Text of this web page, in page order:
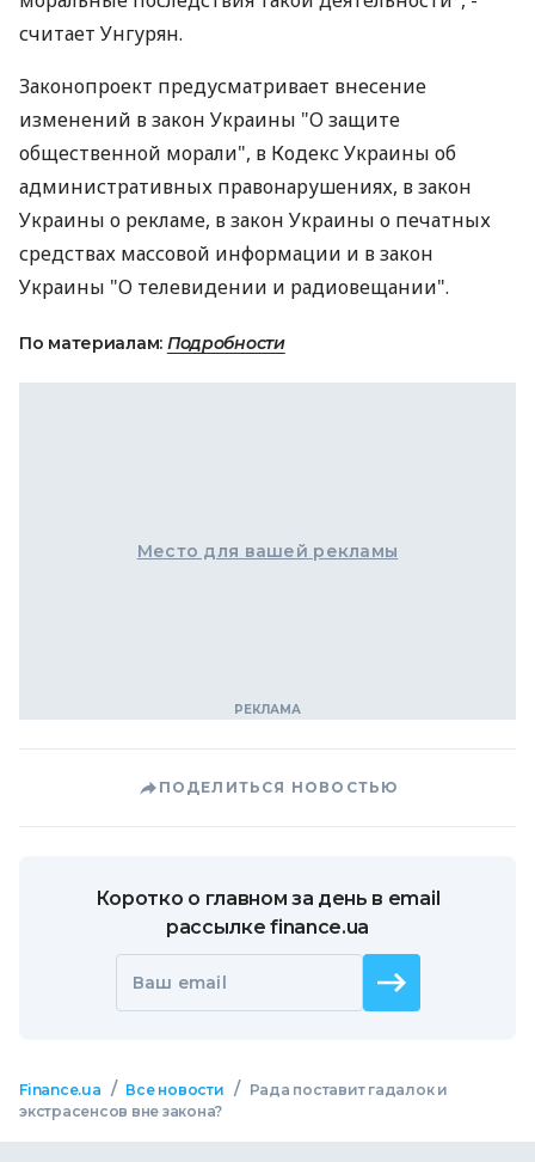
считает Унгурян.
Законопроект предусматривает внесение
изменений в закон Украины "О защите
общественной морали", в Кодекс Украины об
административных правонарушениях, в закон
Украины о рекламе, в закон Украины о печатных
средствах массовой информации и в закон
Украины "О телевидении и радиовещании".
По материалам: Подробности
Место для вашей рекламы
ПОДЕЛИТЬСЯ НОВОСТЬЮ
Коротко о главном за день в email
рассылке finance.ua
Ваш email
Finance.ua / Все новости /
Рада поставит гадалок и
экстрасенсов вне закона?